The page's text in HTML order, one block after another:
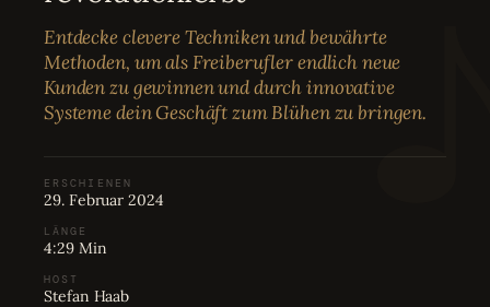
05 Karriere
06 Partnerprogramm
Entdecke clevere Techniken und bewährte
Methoden, um als Freiberufler endlich neue
Kunden zu gewinnen und durch innovative
Systeme dein Geschäft zum Blühen zu bringen.
ERSCHIENEN
29. Februar 2024
LÄNGE
4:29 Min
HOST
Stefan Haab